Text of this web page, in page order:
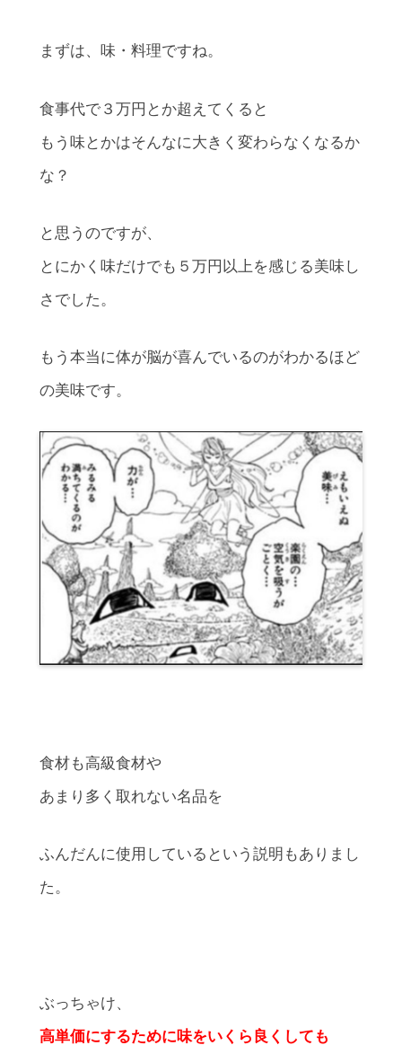
まずは、味・料理ですね。
食事代で３万円とか超えてくると
もう味とかはそんなに大きく変わらなくなるか
な？
と思うのですが、
とにかく味だけでも５万円以上を感じる美味し
さでした。
もう本当に体が脳が喜んでいるのがわかるほど
の美味です。
食材も高級食材や
あまり多く取れない名品を
ふんだんに使用しているという説明もありまし
た。
ぶっちゃけ、
高単価にするために味をいくら良くしても